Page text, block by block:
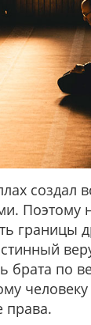
создал
Поэтому
границы
брата по
человеку
права.